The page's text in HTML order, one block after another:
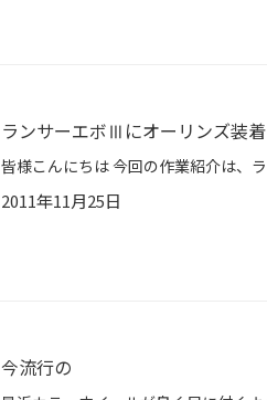
ランサーエボⅢにオーリンズ装着
2011年11月25日
今流行の